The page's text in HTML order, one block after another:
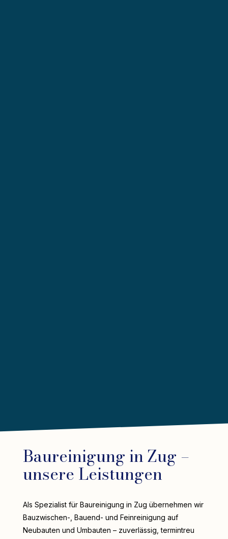
Baureinigung in Zug –
unsere Leistungen
Als Spezialist für Baureinigung in Zug übernehmen wir
Bauzwischen-, Bauend- und Feinreinigung auf
Neubauten und Umbauten – zuverlässig, termintreu